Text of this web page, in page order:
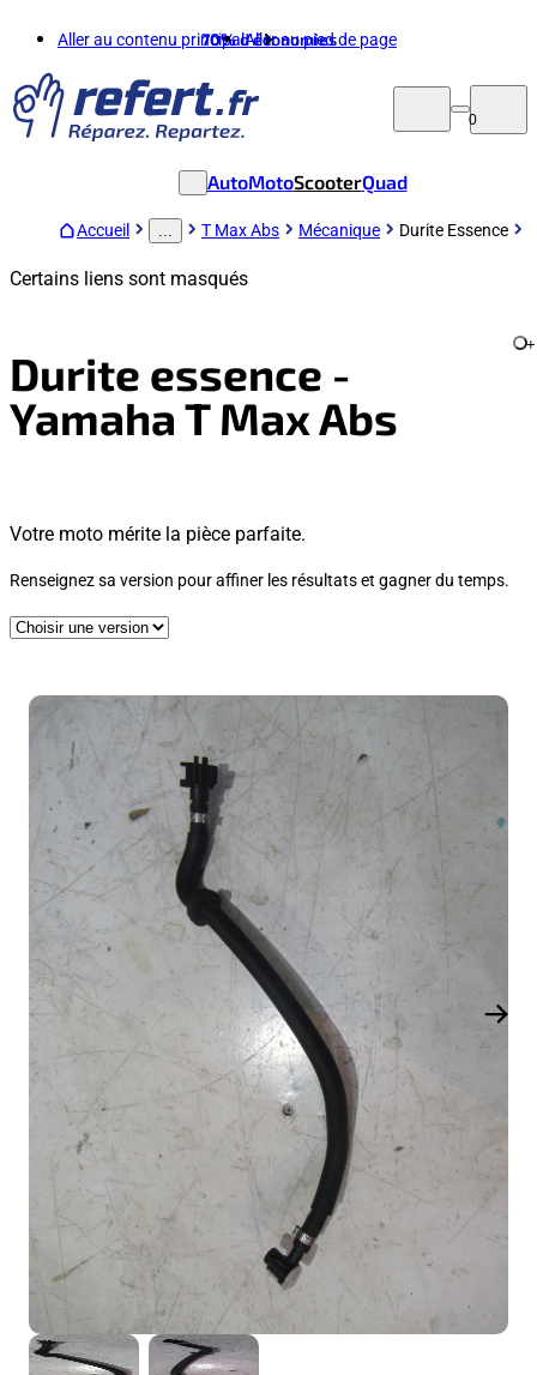
Aller au contenu principalAller au pied de page
70%d'économies
0
AutoMotoScooterQuad
Accueil T Max Abs Mécanique Durite Essence
Certains liens sont masqués
Durite essence -
Yamaha T Max Abs
+
Votre moto mérite la pièce parfaite.
Renseignez sa version pour affiner les résultats et gagner du temps.